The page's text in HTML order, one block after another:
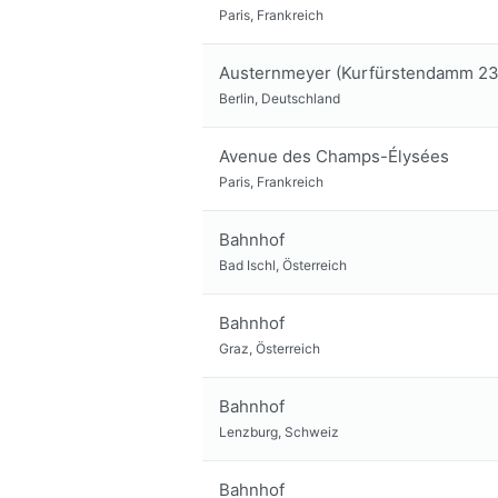
Paris, Frankreich
Austernmeyer (Kurfürstendamm
Berlin, Deutschland
Avenue des Champs-Élysées
Paris, Frankreich
Bahnhof
Bad Ischl, Österreich
Bahnhof
Graz, Österreich
Bahnhof
Lenzburg, Schweiz
Bahnhof